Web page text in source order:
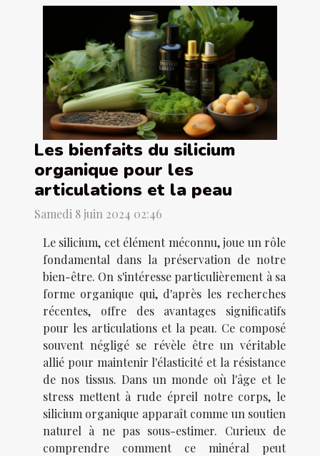
Les bienfaits du silicium
organique pour les
articulations et la peau
Samedi 8 juin 2024 02:46
Le silicium, cet élément méconnu, joue un rôle
fondamental dans la préservation de notre
bien-être. On s'intéresse particulièrement à sa
forme organique qui, d'après les recherches
récentes, offre des avantages significatifs
pour les articulations et la peau. Ce composé
souvent négligé se révèle être un véritable
allié pour maintenir l'élasticité et la résistance
de nos tissus. Dans un monde où l'âge et le
stress mettent à rude épreil notre corps, le
silicium organique apparaît comme un soutien
naturel à ne pas sous-estimer. Curieux de
comprendre comment ce minéral peut